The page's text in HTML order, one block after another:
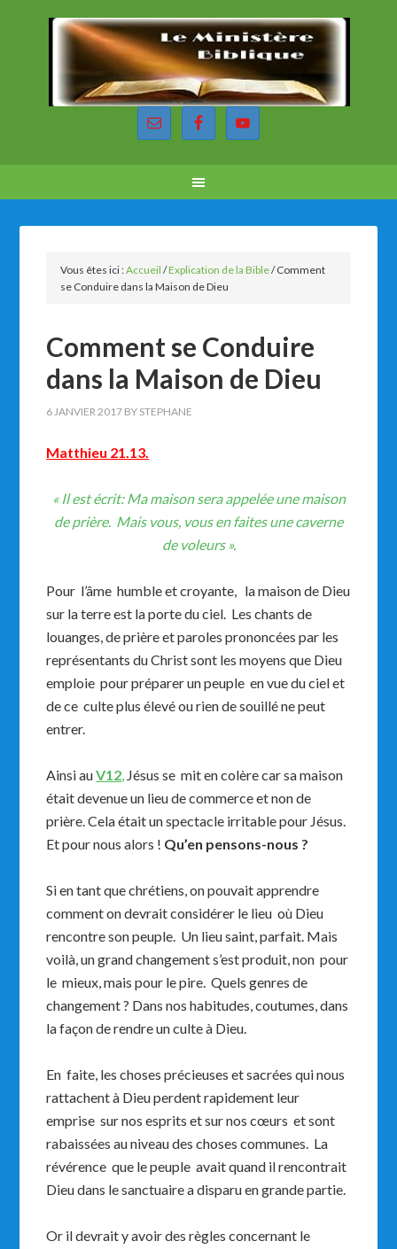
Vous êtes ici :Accueil /Explication de la Bible/Comment
se Conduire dans la Maison de Dieu
Comment se Conduire
dans la Maison de Dieu
6 JANVIER 2017 BY STEPHANE
Matthieu 21.13.
«Il est écrit: Ma maison sera appelée une maison
de prière. Mais vous, vous en faites une caverne
de voleurs ».
Pour l’âme humble et croyante, la maison de Dieu
sur la terre est la porte du ciel. Les chants de
louanges, de prière et paroles prononcées par les
représentants du Christ sont les moyens que Dieu
emploie pour préparer un peuple en vue du ciel et
de ce culte plus élevé ou rien de souillé ne peut
entrer.
Ainsi auV12, Jésus se mit en colère car sa maison
était devenue un lieu de commerce et non de
prière. Cela était un spectacle irritable pour Jésus.
Et pour nous alors ! Qu’en pensons-nous ?
Si en tant que chrétiens, on pouvait apprendre
comment on devrait considérer le lieu où Dieu
rencontre son peuple. Un lieu saint, parfait. Mais
voilà, un grand changement s’est produit, non pour
le mieux, mais pour le pire. Quels genres de
changement ? Dans nos habitudes, coutumes, dans
la façon de rendre un culte à Dieu.
En faite, les choses précieuses et sacrées qui nous
rattachent à Dieu perdent rapidement leur
emprise sur nos esprits et sur nos cœurs et sont
rabaissées au niveau des choses communes. La
révérence que le peuple avait quand il rencontrait
Dieu dans le sanctuaire a disparu en grande partie.
Or il devrait y avoir des règles concernant le